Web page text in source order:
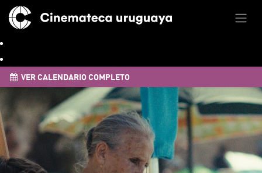
VER CALENDARIO COMPLETO